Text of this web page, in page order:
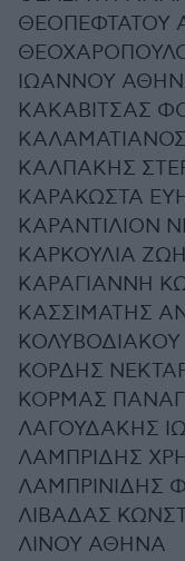
ΘΕΟΠΕΦΤΑΤΟΥ
ΙΩΑΝΝΟΥ
ΚΑΚΑΒΙΤΣΑΣ
ΚΑΛΠΑΚΗΣ
ΚΑΡΑΚΩΣΤΑ
ΚΑΡΑΝΤΙΛΙΟΝ
ΚΑΡΚΟΥΛΙΑ ΖΩΗ
ΚΑΡΑΓΙΑΝΝΗ
ΚΑΣΣΙΜΑΤΗΣ
ΚΟΡΔΗΣ
ΚΟΡΜΑΣ
ΛΑΓΟΥΔΑΚΗΣ
ΛΑΜΠΡΙΔΗΣ
ΛΑΜΠΡΙΝΙΔΗΣ
ΛΙΒΑΔΑΣ
ΛΙΝΟΥ ΑΘΗΝΑ